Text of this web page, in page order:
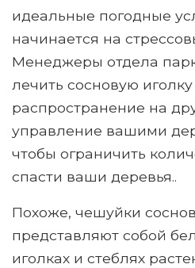
идеальные погодные
начинается на
Менеджеры отдела
лечить сосновую
распространение на
управление вашими
чтобы ограничить
спасти ваши деревья..
Похоже, чешуйки
представляют собой
иголках и стеблях